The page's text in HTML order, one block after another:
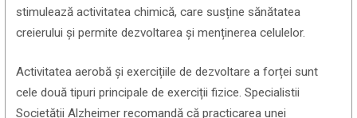
stimulează activitatea chimică, care susține sănătatea
creierului și permite dezvoltarea și menținerea celulelor.
Activitatea aerobă și exercițiile de dezvoltare a forței sunt
cele două tipuri principale de exerciții fizice. Specialistii
Societății Alzheimer recomandă că practicarea unei